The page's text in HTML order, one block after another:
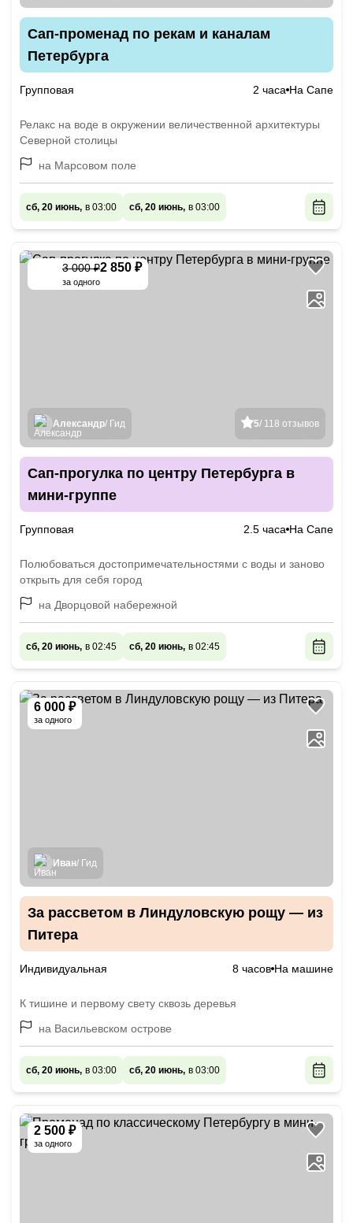
Сап‐променад по рекам и каналам
Петербурга
Групповая 2 часа На Сапе
Релакс на воде в окружении величественной архитектуры
Северной столицы
на Марсовом поле
сб, 20 июнь, в 03:00 сб, 20 июнь, в 03:00
3 000 ₽2 850 ₽
за одного
5/ 118 отзывов
Александр/ Гид
Сап-прогулка по центру Петербурга в
мини-группе
Групповая 2.5 часа На Сапе
Полюбоваться достопримечательностями с воды и заново
открыть для себя город
на Дворцовой набережной
сб, 20 июнь, в 02:45 сб, 20 июнь, в 02:45
6 000 ₽
за одного
Иван/ Гид
За рассветом в Линдуловскую рощу — из
Питера
Индивидуальная 8 часов На машине
К тишине и первому свету сквозь деревья
на Васильевском острове
сб, 20 июнь, в 03:00 сб, 20 июнь, в 03:00
2 500 ₽
за одного